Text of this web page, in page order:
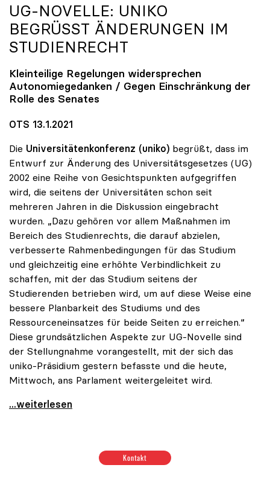
UG-NOVELLE: UNIKO
BEGRÜSST ÄNDERUNGEN IM S
TUDIENRECHT
Kleinteilige Regelungen widersprechen
Autonomiegedanken / Gegen Einschränkung der
Rolle des Senates
OTS 13.1.2021
Die Universitätenkonferenz (uniko) begrüßt, dass im
Entwurf zur Änderung des Universitätsgesetzes (UG)
2002 eine Reihe von Gesichtspunkten aufgegriffen
wird, die seitens der Universitäten schon seit
mehreren Jahren in die Diskussion eingebracht
wurden. „Dazu gehören vor allem Maßnahmen im
Bereich des Studienrechts, die darauf abzielen,
verbesserte Rahmenbedingungen für das Studium
und gleichzeitig eine erhöhte Verbindlichkeit zu
schaffen, mit der das Studium seitens der
Studierenden betrieben wird, um auf diese Weise eine
bessere Planbarkeit des Studiums und des
Ressourceneinsatzes für beide Seiten zu erreichen.“
Diese grundsätzlichen Aspekte zur UG-Novelle sind
der Stellungnahme vorangestellt, mit der sich das
uniko-Präsidium gestern befasste und die heute,
Mittwoch, ans Parlament weitergeleitet wird.
UG-Novelle: uniko begrüßt Änderungen im
...weiterlesen
Kontakt